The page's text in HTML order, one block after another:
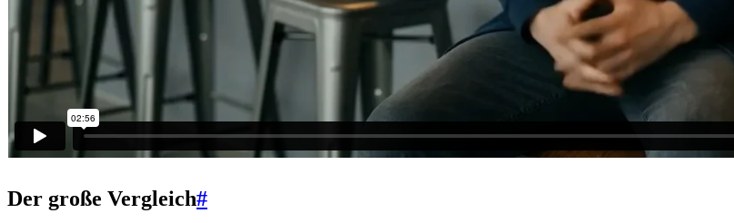
Der große Vergleich#